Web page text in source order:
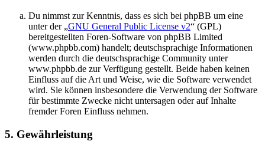
Du nimmst zur Kenntnis, dass es sich bei phpBB um eine
unter der „GNU General Public License v2“ (GPL)
bereitgestellten Foren-Software von phpBB Limited
(www.phpbb.com) handelt; deutschsprachige Informationen
werden durch die deutschsprachige Community unter
www.phpbb.de zur Verfügung gestellt. Beide haben keinen
Einfluss auf die Art und Weise, wie die Software verwendet
wird. Sie können insbesondere die Verwendung der Software
für bestimmte Zwecke nicht untersagen oder auf Inhalte
fremder Foren Einfluss nehmen.
5. Gewährleistung